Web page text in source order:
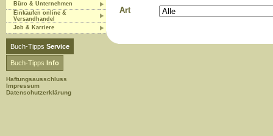
Büro & Unternehmen
Einkaufen online &
Versandhandel
Job & Karriere
Buch-Tipps Service
Buch-Tipps Info
Haftungsausschluss
Impressum
Datenschutzerklärung
Art